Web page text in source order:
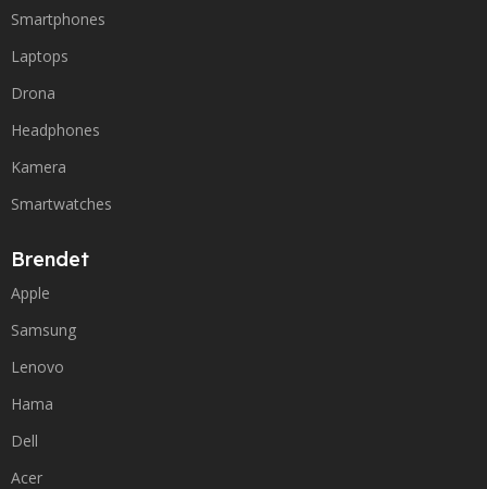
Smartphones
Laptops
Drona
Headphones
Kamera
Smartwatches
Brendet
Apple
Samsung
Lenovo
Hama
Dell
Acer